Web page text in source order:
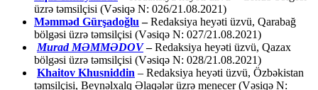
üzrə təmsilçisi (Vəsiqə N: 026/21.08.2021)
Məmməd Gürşadoğlu –Redaksiya heyəti üzvü, Qarabağ
bölgəsi üzrə təmsilçisi (Vəsiqə N: 027/21.08.2021)
Murad MƏMMƏDOV –Redaksiya heyəti üzvü, Qazax
bölgəsi üzrə təmsilçisi (Vəsiqə N: 028/21.08.2021)
Khaitov Khusniddin – Redaksiya heyəti üzvü, Özbəkistan
təmsilçisi, Beynəlxalq Əlaqələr üzrə menecer (Vəsiqə N: